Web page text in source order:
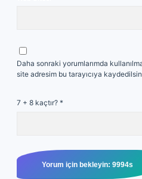
Daha sonraki yorumlarımda
site adresim bu tarayıcıya
7 + 8 kaçtır? *